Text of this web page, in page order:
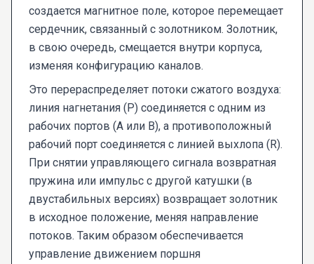
создается магнитное поле, которое перемещает
сердечник, связанный с золотником. Золотник,
в свою очередь, смещается внутри корпуса,
изменяя конфигурацию каналов.
Это перераспределяет потоки сжатого воздуха:
линия нагнетания (P) соединяется с одним из
рабочих портов (A или B), а противоположный
рабочий порт соединяется с линией выхлопа (R).
При снятии управляющего сигнала возвратная
пружина или импульс с другой катушки (в
двустабильных версиях) возвращает золотник
в исходное положение, меняя направление
потоков. Таким образом обеспечивается
управление движением поршня